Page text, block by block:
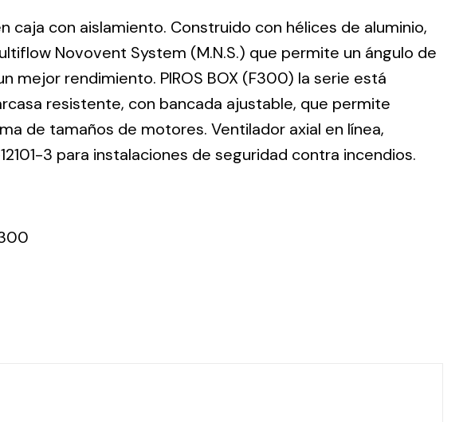
Solar lighting
solutions for all
caja con aislamiento. Construido con hélices de aluminio,
Novovent System (M.N.S.) que permite un ángulo de
mejor rendimiento. PIROS BOX (F300) la serie está
resistente, con bancada ajustable, que permite
de tamaños de motores. Ventilador axial en línea,
3 para instalaciones de seguridad contra incendios.